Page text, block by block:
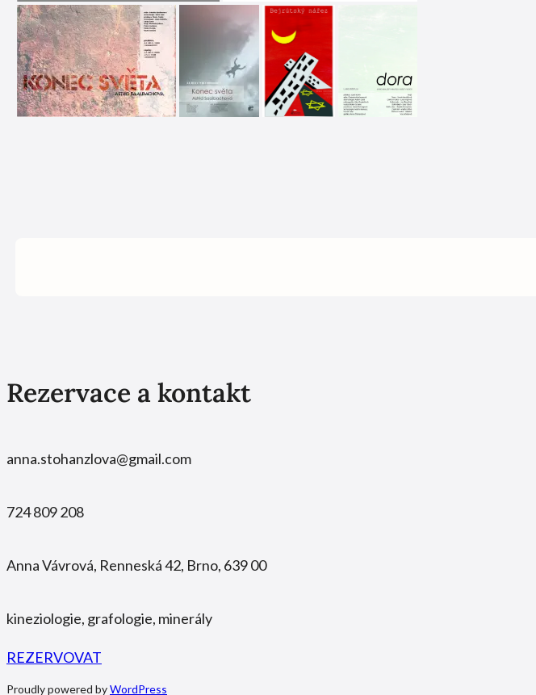
Rezervace a kontakt
anna.stohanzlova@gmail.com
724 809 208
Anna Vávrová, Renneská 42, Brno, 639 00
kineziologie, grafologie, minerály
REZERVOVAT
Proudly powered byWordPress